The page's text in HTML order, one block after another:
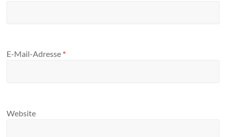
E-Mail-Adresse *
Website